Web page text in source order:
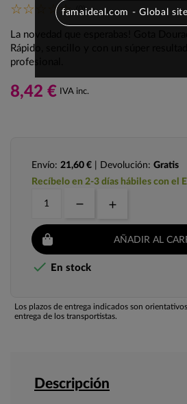
(0)
La novedad que esperabas! Gota
Rápido, sencillo y con un súper
profesional.
8,42 € IVA inc.
Envío: 21,60 € | Devolución: Gratis
Recíbelo en 2-3 días hábiles con el
AÑADIR AL
 En stock
Los plazos de entrega indicados son
entrega de los transportistas.
Descripción
famaideal.com - Global